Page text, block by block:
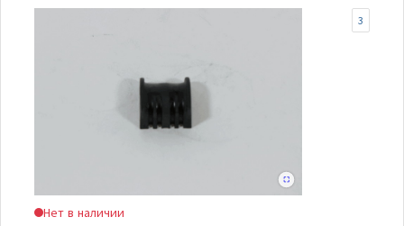
Нет в наличии
3